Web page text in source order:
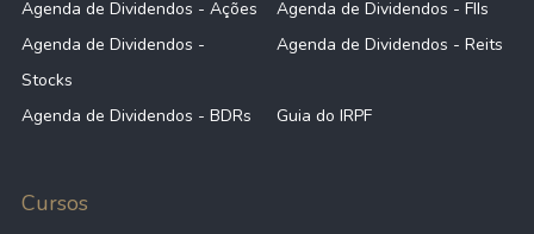
Agenda de Dividendos - Ações
Agenda de Dividendos - FIIs
Agenda de Dividendos -
Stocks
Agenda de Dividendos - Reits
Agenda de Dividendos - BDRs Guia do IRPF
Cursos